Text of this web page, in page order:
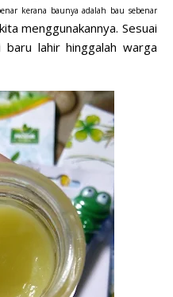
kerana baunya adalah bau sebenar
menggunakannya. Sesuai
lahir hinggalah warga